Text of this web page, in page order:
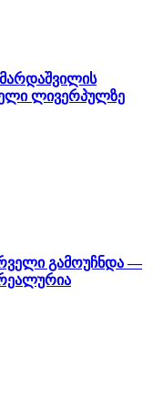
ლივერპულზე
გამოუჩნდა —